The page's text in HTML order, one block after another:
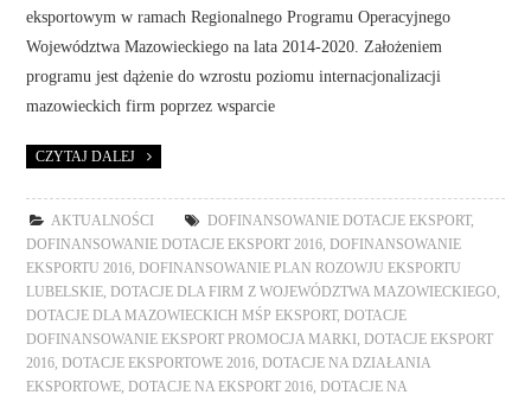
eksportowym w ramach Regionalnego Programu Operacyjnego
Województwa Mazowieckiego na lata 2014-2020. Założeniem
programu jest dążenie do wzrostu poziomu internacjonalizacji
mazowieckich firm poprzez wsparcie
CZYTAJ DALEJ
AKTUALNOŚCI DOFINANSOWANIE DOTACJE EKSPORT,
DOFINANSOWANIE DOTACJE EKSPORT 2016 ,DOFINANSOWANIE
EKSPORTU 2016 ,DOFINANSOWANIE PLAN ROZOWJU EKSPORTU
LUBELSKIE ,DOTACJE DLA FIRM Z WOJEWÓDZTWA MAZOWIECKIEGO
DOTACJE DLA MAZOWIECKICH MŚP EKSPORT,DOTACJE
DOFINANSOWANIE EKSPORT PROMOCJA MARKI
,DOTACJE EKSPORT
2016 ,DOTACJE EKSPORTOWE 2016 ,DOTACJE NA DZIAŁANIA
EKSPORTOWE ,DOTACJE NA EKSPORT 2016 ,DOTACJE NA